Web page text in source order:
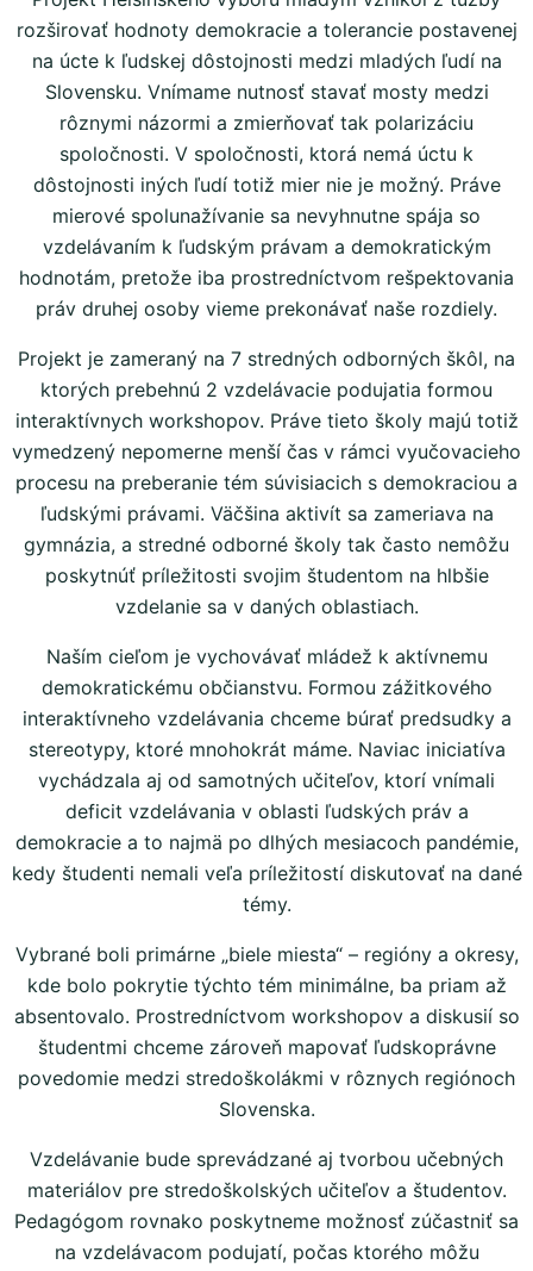
rozširovať hodnoty demokracie a tolerancie postavenej
na úcte k ľudskej dôstojnosti medzi mladých ľudí na
Slovensku. Vnímame nutnosť stavať mosty medzi
rôznymi názormi a zmierňovať tak polarizáciu
spoločnosti. V spoločnosti, ktorá nemá úctu k
dôstojnosti iných ľudí totiž mier nie je možný. Práve
mierové spolunažívanie sa nevyhnutne spája so
vzdelávaním k ľudským právam a demokratickým
hodnotám, pretože iba prostredníctvom rešpektovania
práv druhej osoby vieme prekonávať naše rozdiely.
Projekt je zameraný na 7 stredných odborných škôl, na
ktorých prebehnú 2 vzdelávacie podujatia formou
interaktívnych workshopov. Práve tieto školy majú totiž
vymedzený nepomerne menší čas v rámci vyučovacieho
procesu na preberanie tém súvisiacich s demokraciou a
ľudskými právami. Väčšina aktivít sa zameriava na
gymnázia, a stredné odborné školy tak často nemôžu
poskytnúť príležitosti svojim študentom na hlbšie
vzdelanie sa v daných oblastiach.
Naším cieľom je vychovávať mládež k aktívnemu
demokratickému občianstvu. Formou zážitkového
interaktívneho vzdelávania chceme búrať predsudky a
stereotypy, ktoré mnohokrát máme. Naviac iniciatíva
vychádzala aj od samotných učiteľov, ktorí vnímali
deficit vzdelávania v oblasti ľudských práv a
demokracie a to najmä po dlhých mesiacoch pandémie,
kedy študenti nemali veľa príležitostí diskutovať na dané
témy.
Vybrané boli primárne „biele miesta“ – regióny a okresy,
kde bolo pokrytie týchto tém minimálne, ba priam až
absentovalo. Prostredníctvom workshopov a diskusií so
študentmi chceme zároveň mapovať ľudskoprávne
povedomie medzi stredoškolákmi v rôznych regiónoch
Slovenska.
Vzdelávanie bude sprevádzané aj tvorbou učebných
materiálov pre stredoškolských učiteľov a študentov.
Pedagógom rovnako poskytneme možnosť zúčastniť sa
na vzdelávacom podujatí, počas ktorého môžu